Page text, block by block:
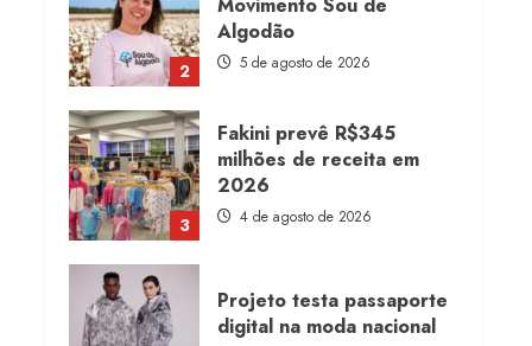
2
Movimento Sou de
Algodão
5 de agosto de 2026
3
Fakini prevê R$345
milhões de receita em
2026
4 de agosto de 2026
Projeto testa passaporte
digital na moda nacional